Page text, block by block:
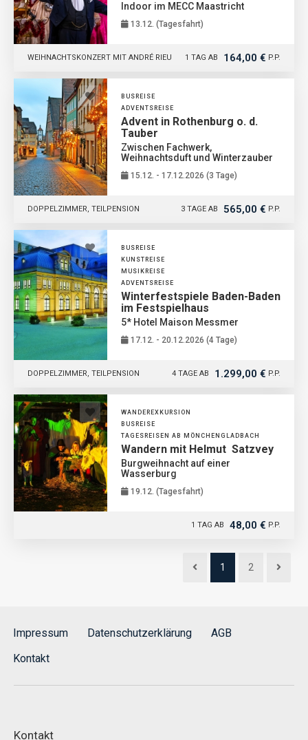
Indoor im MECC Maastricht
13.12. (Tagesfahrt)
1 TAG AB 164,00 € P.P.
WEIHNACHTSKONZERT MIT ANDRÉ RIEU
BUSREISE
ADVENTSREISE
Advent in Rothenburg o. d.
Tauber
Zwischen Fachwerk,
Weihnachtsduft und Winterzauber
15.12. - 17.12.2026 (3 Tage)
3 TAGE AB 565,00 € P.P.
DOPPELZIMMER, TEILPENSION
BUSREISE
KUNSTREISE
MUSIKREISE
ADVENTSREISE
Winterfestspiele Baden-Baden
im Festspielhaus
5* Hotel Maison Messmer
17.12. - 20.12.2026 (4 Tage)
4 TAGE AB 1.299,00 € P.P.
DOPPELZIMMER, TEILPENSION
WANDEREXKURSION
BUSREISE
TAGESREISEN AB MÖNCHENGLADBACH
Wandern mit Helmut Satzvey
Burgweihnacht auf einer
Wasserburg
19.12. (Tagesfahrt)
1 TAG AB 48,00 € P.P.
1 2
Impressum Datenschutzerklärung
AGB
Kontakt
Kontakt